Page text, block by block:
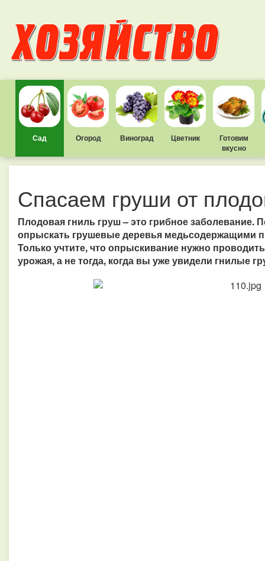
Сад Огород Виноград Цветник
Готовим
вкусно
Спасаем груши от
Плодовая гниль груш – это грибное заболевание.
опрыскать грушевые деревья медьсодержащими
Только учтите, что опрыскивание нужно
урожая, а не тогда, когда вы уже увидели гнилые